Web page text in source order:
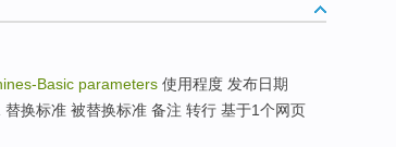
Basic parameters 使用程度 发布日期
换标准 被替换标准 备注 转行 基于1个网页